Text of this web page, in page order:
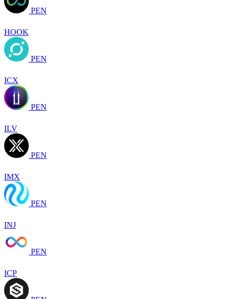
PEN
HOOK
PEN
ICX
PEN
ILV
PEN
IMX
PEN
INJ
PEN
ICP